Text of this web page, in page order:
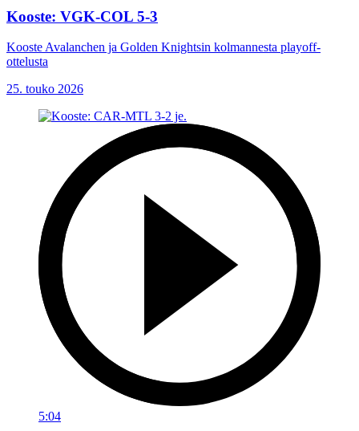
Kooste: VGK-COL 5-3
Kooste Avalanchen ja Golden Knightsin kolmannesta playoff-
ottelusta
25. touko 2026
5:04